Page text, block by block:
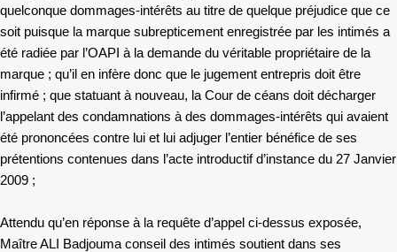
quelconque dommages-intérêts au titre de quelque préjudice que ce
soit puisque la marque subrepticement enregistrée par les intimés a
été radiée par l’OAPI à la demande du véritable propriétaire de la
marque ; qu’il en infère donc que le jugement entrepris doit être
infirmé ; que statuant à nouveau, la Cour de céans doit décharger
l’appelant des condamnations à des dommages-intérêts qui avaient
été prononcées contre lui et lui adjuger l’entier bénéfice de ses
prétentions contenues dans l’acte introductif d’instance du 27 Janvier
2009 ;
Attendu qu’en réponse à la requête d’appel ci-dessus exposée,
Maître ALI Badjouma conseil des intimés soutient dans ses